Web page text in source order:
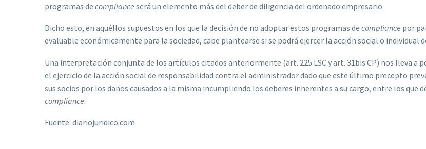
programas de compliance será un elemento más del deber de diligencia del ordenado empresario.
Dicho esto, en aquéllos supuestos en los que la decisión de no adoptar estos programas de compliance por
evaluable económicamente para la sociedad, cabe plantearse si se podrá ejercer la acción social o
Una interpretación conjunta de los artículos citados anteriormente (art. 225 LSC y art. 31bis CP) nos lleva a
el ejercicio de la acción social de responsabilidad contra el administrador dado que este último precepto
sus socios por los daños causados a la misma incumpliendo los deberes inherentes a su cargo, entre los que
compliance.
Fuente: diariojuridico.com